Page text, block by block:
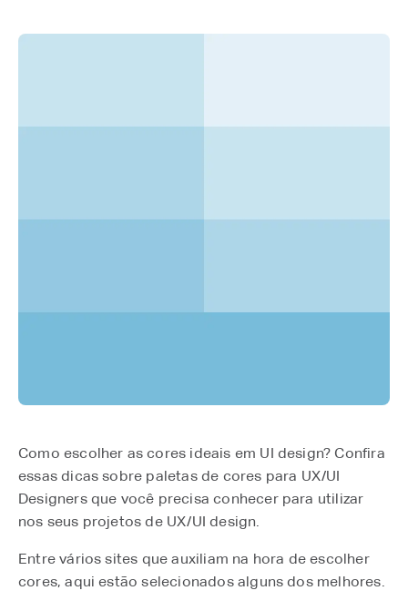
Como escolher as cores ideais em UI design? Confira
essas dicas sobre paletas de cores para UX/UI
Designers que você precisa conhecer para utilizar
nos seus projetos de UX/UI design.
Entre vários sites que auxiliam na hora de escolher
cores, aqui estão selecionados alguns dos melhores.